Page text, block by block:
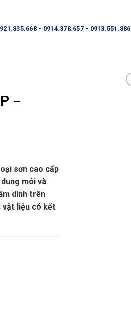
- 0914.378.657 - 0913.551.886
–
sơn cao cấp
môi và
dính trên
vật liệu có kết